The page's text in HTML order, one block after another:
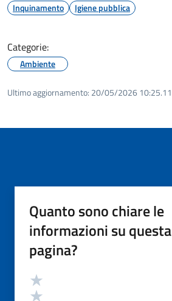
Inquinamento Igiene pubblica
Categorie:
Ambiente
Ultimo aggiornamento: 20/05/2026 10:25.11
Quanto sono chiare le
informazioni su questa
pagina?
Valutazione